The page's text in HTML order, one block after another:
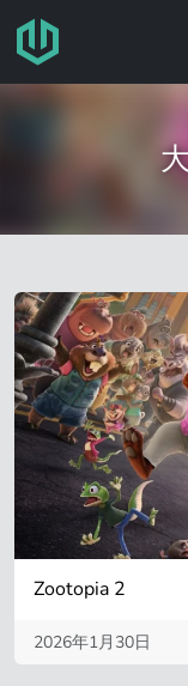
跳转至主要内容
Zootopia 2
2026年1月30日